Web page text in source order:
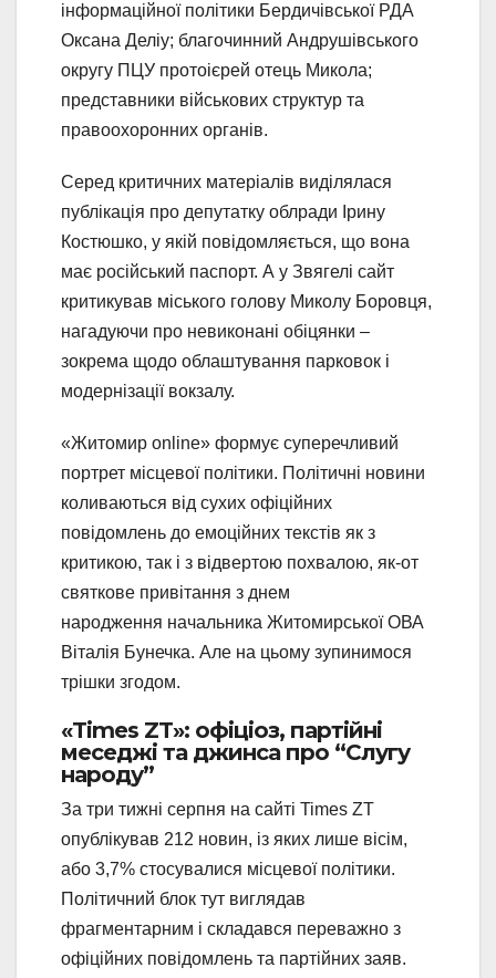
інформаційної політики Бердичівської РДА
Оксана Деліу; благочинний Андрушівського
округу ПЦУ протоієрей отець Микола;
представники військових структур та
правоохоронних органів.
Серед критичних матеріалів виділялася
публікація про депутатку облради Ірину
Костюшко, у якій повідомляється, що вона
має російський паспорт. А у Звягелі сайт
критикував міського голову Миколу Боровця,
нагадуючи про невиконані обіцянки –
зокрема щодо облаштування парковок і
модернізації вокзалу.
«Житомир online» формує суперечливий
портрет місцевої політики. Політичні новини
коливаються від сухих офіційних
повідомлень до емоційних текстів як з
критикою, так і з відвертою похвалою, як-от
святкове привітання з днем
народження начальника Житомирської ОВА
Віталія Бунечка. Але на цьому зупинимося
трішки згодом.
«Times ZT»: офіціоз, партійні
меседжі та джинса про “Слугу
народу”
За три тижні серпня на сайті Times ZT
опублікував 212 новин, із яких лише вісім,
або 3,7% стосувалися місцевої політики.
Політичний блок тут виглядав
фрагментарним і складався переважно з
офіційних повідомлень та партійних заяв.